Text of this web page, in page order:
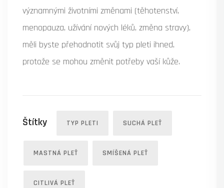
významnými životními změnami (těhotenství,
menopauza, užívání nových léků, změna stravy),
měli byste přehodnotit svůj typ pleti ihned,
protože se mohou změnit potřeby vaší kůže.
Štítky TYP PLETI SUCHÁ PLEŤ
MASTNÁ PLEŤ SMÍŠENÁ PLEŤ
CITLIVÁ PLEŤ